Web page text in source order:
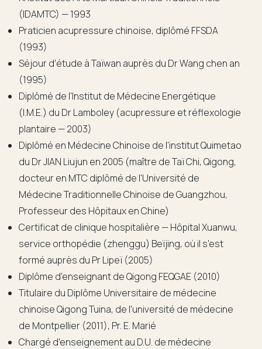
(IDAMTC) — 1993
Praticien acupressure chinoise, diplômé FFSDA
(1993)
Séjour d'étude à Taïwan auprès du Dr Wang chen an
(1995)
Diplômé de l'Institut de Médecine Energétique
(I.M.E.) du Dr Lamboley (acupressure et réflexologie
plantaire — 2003)
Diplômé en Médecine Chinoise de l'institut Quimetao
du Dr JIAN Liujun en 2005 (maître de Taï Chi, Qigong,
docteur en MTC diplômé de l'Université de
Médecine Traditionnelle Chinoise de Guangzhou,
Professeur des Hôpitaux en Chine)
Certificat de clinique hospitalière — Hôpital Xuanwu,
service orthopédie (zhenggu) Beïjing, où il s'est
formé auprès du Pr Lipeï (2005)
Diplôme d'enseignant de Qigong FEQGAE (2010)
Titulaire du Diplôme Universitaire de médecine
chinoise Qigong Tuina, de l'université de médecine
de Montpellier (2011), Pr. E. Marié
Chargé d'enseignement au D.U. de médecine